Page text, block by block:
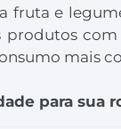
fruta e
mais
para sua